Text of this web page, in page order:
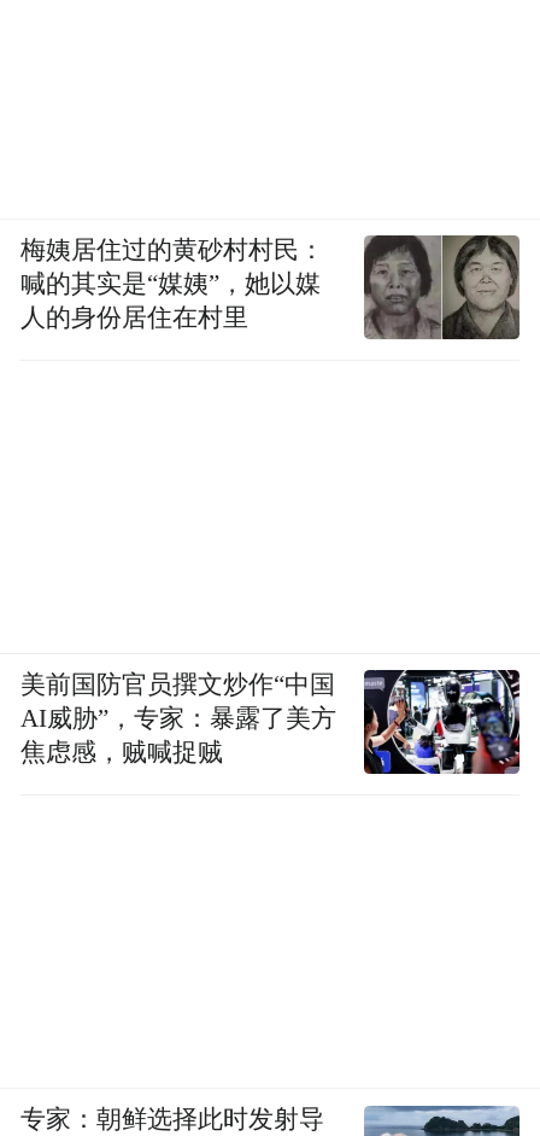
梅姨居住过的黄砂村村民：
喊的其实是“媒姨”，她以媒
人的身份居住在村里
美前国防官员撰文炒作“中国
AI威胁”，专家：暴露了美方
焦虑感，贼喊捉贼
专家：朝鲜选择此时发射导